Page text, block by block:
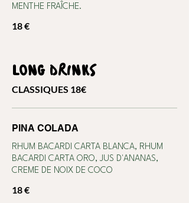
MENTHE FRAÎCHE.
18 €
LONG DRINKS
CLASSIQUES 18€
PINA COLADA
RHUM BACARDI CARTA BLANCA, RHUM
BACARDI CARTA ORO, JUS D'ANANAS,
CREME DE NOIX DE COCO
18 €